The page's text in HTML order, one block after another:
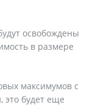
освобождены
в размере
максимумов с
это будет еще